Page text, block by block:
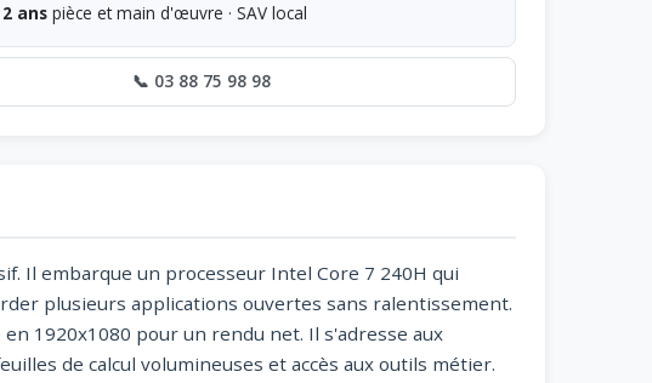
ans pièce et main d'œuvre · SAV local
📞 03 88 75 98 98
Il embarque un processeur Intel Core 7 240H qui
plusieurs applications ouvertes sans ralentissement.
1920x1080 pour un rendu net. Il s'adresse aux
de calcul volumineuses et accès aux outils métier.